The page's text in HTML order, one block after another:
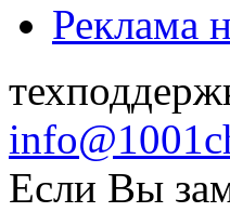
Реклама
Если Вы